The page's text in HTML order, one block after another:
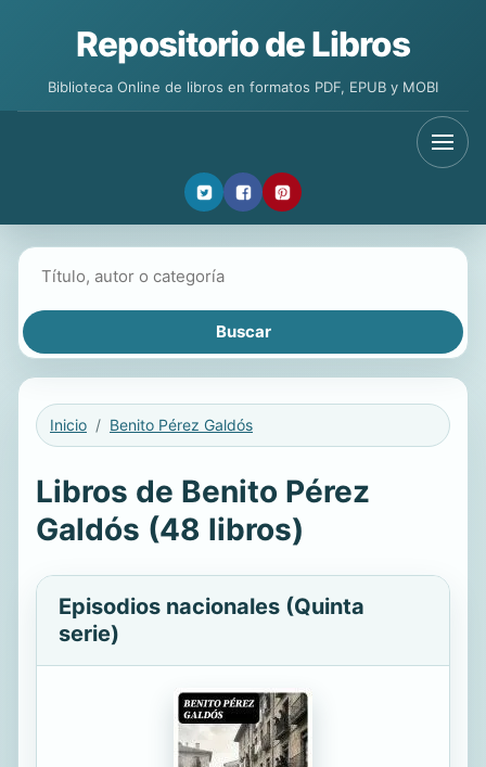
Repositorio de Libros
Biblioteca Online de libros en formatos PDF, EPUB y MOBI
Inicio Benito Pérez Galdós
Libros de Benito Pérez
Galdós (48 libros)
Episodios nacionales (Quinta
serie)